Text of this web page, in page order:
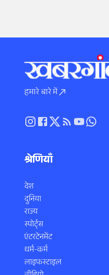
हमारे बारे में
श्रेणियाँ
देश
दुनिया
राज्य
स्पोर्ट्स
एंटरटेनमेंट
धर्म-कर्म
लाइफस्टाइल